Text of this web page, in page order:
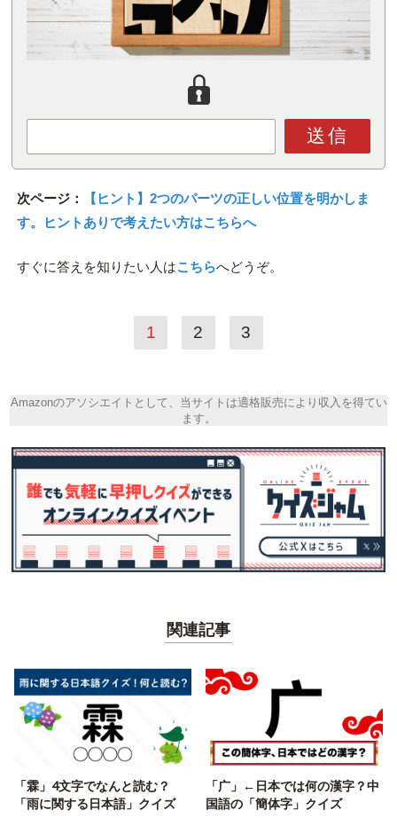
送信
次ページ：
【ヒント】2つのパーツの正しい位置を明かしま
す。ヒントありで考えたい方はこちらへ
すぐに答えを知りたい人はこちらへどうぞ。
1 2 3
Amazonのアソシエイトとして、当サイトは適格販売により収入を得てい
ます。
関連記事
「霖」4文字でなんと読む？
「雨に関する日本語」クイズ
「广」←日本では何の漢字？中
国語の「簡体字」クイズ